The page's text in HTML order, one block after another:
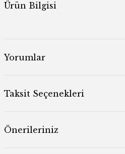
Ürün Bilgisi
Yorumlar
Taksit Seçenekleri
Önerileriniz